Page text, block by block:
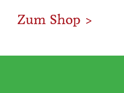
Zum Shop >